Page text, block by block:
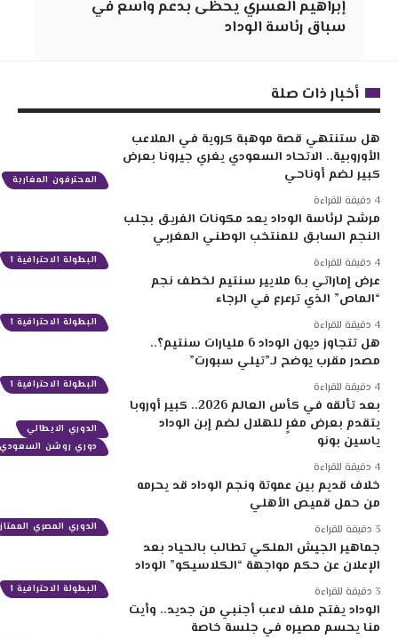
إبراهيم العسري يحظى بدعم واسع في
سباق رئاسة الوداد
أخبار ذات صلة
المحترفون المغاربة
هل ستنتهي قصة موهبة كروية في الملاعب
الأوروبية.. الاتحاد السعودي يغري جيرونا بعرض
كبير لضم أوناحي
البطولة الاحترافية 1
مرشح لرئاسة الوداد يعد مكونات الفريق بجلب
النجم السابق للمنتخب الوطني المغربي
البطولة الاحترافية 1
عرض إماراتي بـ6 ملايير سنتيم لخطف نجم
“الماص” الذي ترعرع في الرجاء
البطولة الاحترافية 1
هل تتجاوز ديون الوداد 6 مليارات سنتيم؟..
مصدر مقرب يوضح لـ”تيلي سبورت”
الدوري الايطالي
دوري روشن السعودي
بعد تألقه في كأس العالم 2026.. كبير أوروبا
يتقدم بعرض مغرٍ للهلال لضم إبن الوداد
ياسين بونو
الدوري المصري الممتاز
خلاف قديم بين عموتة ونجم الوداد قد يحرمه
من حمل قميص الأهلي
البطولة الاحترافية 1
جماهير الجيش الملكي تطالب بالحياد بعد
الإعلان عن حكم مواجهة “الكلاسيكو” الوداد
الوداد يفتح ملف لاعب أجنبي من جديد.. وأيت
منا يحسم مصيره في جلسة خاصة